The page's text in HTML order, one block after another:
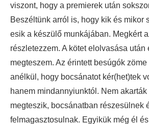
viszont, hogy a premierek után
Beszéltünk arról is, hogy kik és mikor
esik a készülő munkájában. Megkért
részletezzem. A kötet elolvasása után
megteszem. Az érintett besúgók
anélkül, hogy bocsánatot kér(het)tek
hanem mindannyiunktól. Nem
megteszik, bocsánatban részesülnek
felmagasztosulnak. Egyikük még él